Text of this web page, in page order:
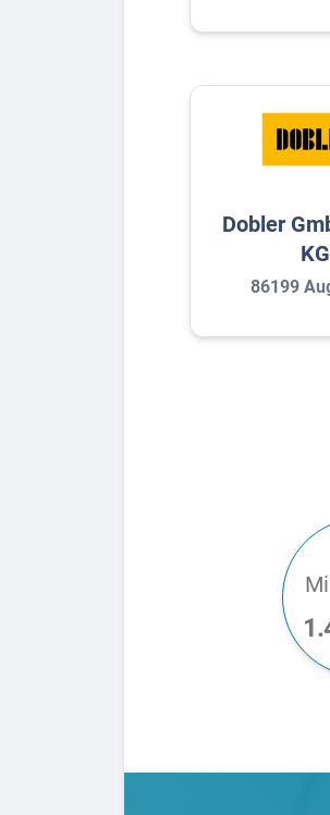
Dobler
KG
86199